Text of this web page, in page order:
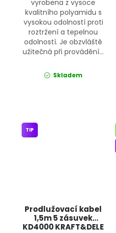
vyrobena z vysoce
kvalitního polyamidu s
vysokou odolností proti
roztržení a tepelnou
odolností. Je obzvláště
užitečná při provádění...
Skladem
Prodlužovací kabel
1,5m 5 zásuvek
KD4000 KRAFT&DELE
TIP